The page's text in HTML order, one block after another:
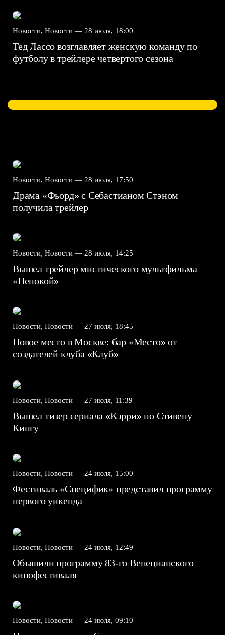
Новости, Новости — 28 июля, 18:00
Тед Лассо возглавляет женскую команду по
футболу в трейлере четвертого сезона
Новости, Новости — 28 июля, 17:50
Драма «Фьорд» с Себастианом Стэном
получила трейлер
Новости, Новости — 28 июля, 14:25
Вышел трейлер мистического мультфильма
«Непокой»
Новости, Новости — 27 июля, 18:45
Новое место в Москве: бар «Место» от
создателей клуба «Клуб»
Новости, Новости — 27 июля, 11:39
Вышел тизер сериала «Кэрри» по Стивену
Кингу
Новости, Новости — 24 июля, 15:00
Фестиваль «Специфик» представил программу
первого уикенда
Новости, Новости — 24 июля, 12:49
Объявили программу 83-го Венецианского
кинофестиваля
Новости, Новости — 24 июля, 09:10